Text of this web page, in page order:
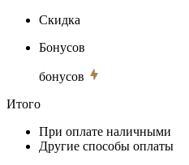
Скидка
Бонусов
бонусов
Итого
При оплате наличными
Другие способы оплаты